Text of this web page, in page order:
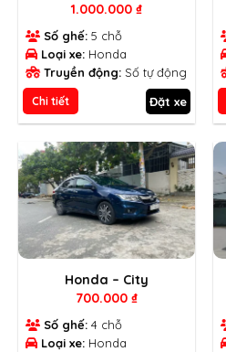
1.000.000 ₫
Số ghế:5 chỗ
Loại xe:Honda
Truyền động:Số tự động
Chi tiết Đặt xe
Honda – City
700.000 ₫
Số ghế:4 chỗ
Loại xe:Honda